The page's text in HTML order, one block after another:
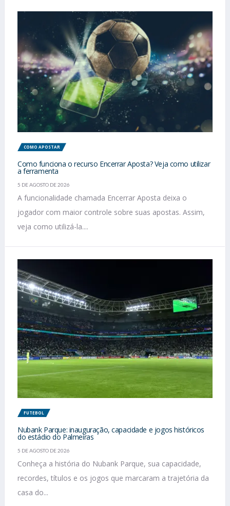
COMO APOSTAR
Como funciona o recurso Encerrar Aposta? Veja como utilizar
a ferramenta
5 DE AGOSTO DE 2026
A funcionalidade chamada Encerrar Aposta deixa o
jogador com maior controle sobre suas apostas. Assim,
veja como utilizá-la....
FUTEBOL
Nubank Parque: inauguração, capacidade e jogos históricos
do estádio do Palmeiras
5 DE AGOSTO DE 2026
Conheça a história do Nubank Parque, sua capacidade,
recordes, títulos e os jogos que marcaram a trajetória da
casa do...